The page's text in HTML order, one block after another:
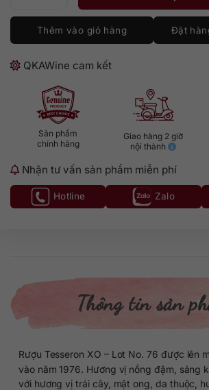
Thêm vào giỏ hàng Đặt
QKAWine cam kết
Sản phẩm
chính hãng
Giao hàng 2 giờ
nội thành
Nhận tư vấn sản phẩm miễn phí
Hotline Zalo
Thông tin sản
Rượu Tesseron XO – Lot No. 76 được lên
vào năm 1976. Hương vị nồng đậm, sảng
với hương vị trái cây, mật ong, da thuộc,